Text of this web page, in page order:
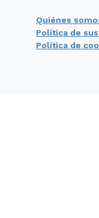
Quiénes
Política de
Política de